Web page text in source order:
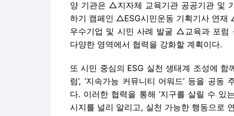
양 기관은 △지자체 교육기관 공공기관 및
하기 캠페인 △ESG시민운동 기획기사 연
우수기업 및 시민 사례 발굴 △교육과 포
다양한 영역에서 협력을 강화할 계획이다.
또 시민 중심의 ESG 실천 생태계 조성에 함
럼’, ‘지속가능 커뮤니티 어워드’ 등을 공동
다. 이러한 협력을 통해 ‘지구를 살릴 수 있
시지를 널리 알리고, 실천 가능한 행동으로